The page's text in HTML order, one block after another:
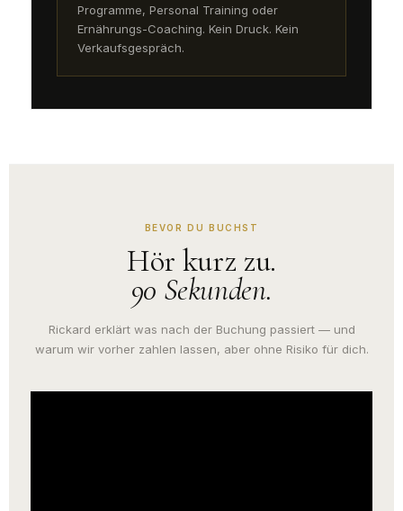
Programme, Personal Training oder
Ernährungs-Coaching. Kein Druck. Kein
Verkaufsgespräch.
BEVOR DU BUCHST
Hör kurz zu.
90 Sekunden.
Rickard erklärt was nach der Buchung passiert — und
warum wir vorher zahlen lassen, aber ohne Risiko für dich.